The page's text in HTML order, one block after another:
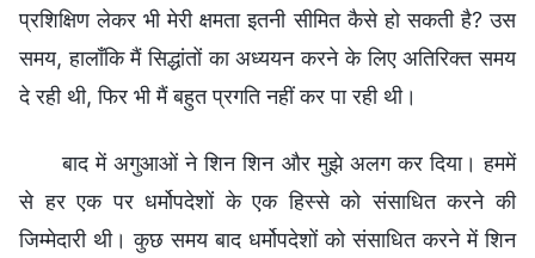
प्रशिक्षिण लेकर भी मेरी क्षमता इतनी सीमित कैसे हो सकती है? उस
समय, हालाँकि मैं सिद्धांतों का अध्ययन करने के लिए अतिरिक्त समय
दे रही थी, फिर भी मैं बहुत प्रगति नहीं कर पा रही थी।
बाद में अगुआओं ने शिन शिन और मुझे अलग कर दिया। हममें
से हर एक पर धर्मोपदेशों के एक हिस्से को संसाधित करने की
जिम्मेदारी थी। कुछ समय बाद धर्मोपदेशों को संसाधित करने में शिन